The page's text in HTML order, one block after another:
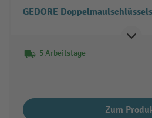
GEDORE
5 Arbeitstage
Zum